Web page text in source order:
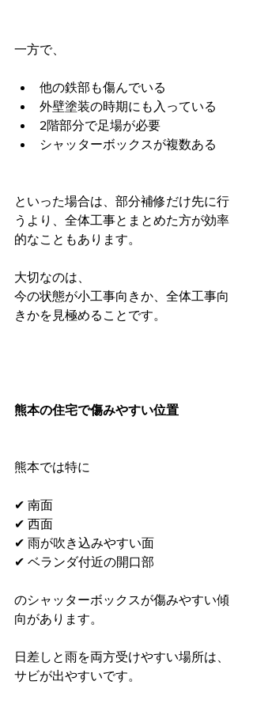
一方で、
他の鉄部も傷んでいる
外壁塗装の時期にも入っている
2階部分で足場が必要
シャッターボックスが複数ある
といった場合は、部分補修だけ先に行
うより、全体工事とまとめた方が効率
的なこともあります。
大切なのは、
今の状態が小工事向きか、全体工事向
きかを見極めることです。
熊本の住宅で傷みやすい位置
熊本では特に
✔ 南面
✔ 西面
✔ 雨が吹き込みやすい面
✔ ベランダ付近の開口部
のシャッターボックスが傷みやすい傾
向があります。
日差しと雨を両方受けやすい場所は、
サビが出やすいです。